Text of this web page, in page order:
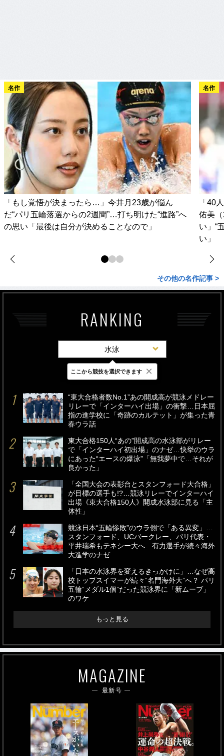
名作
「もし覚悟が決まったら…」今井月23歳が悩ん
だ“パリ五輪落選からの2週間”…打ち明けた“進路”へ
の思い「最後は自分が決めることなので」
名作
「40
佑美
い」“
い」
その他の名作記事 >
RANKING
水泳
最新 24時間 週間
“東大合格者数No.1”あの開成高が競泳メドレー
リレーで「インターハイ出場」の衝撃…日本屈
指の進学校に「奇跡のカルテット」が集った青
春ウラ話
東大合格150人“あの”開成高の水泳部がリレー
で「インターハイ初出場」のナゼ…快挙のウラ
にあった“エースの爆泳”「無我夢中で…それが
良かった」
「全国大会の表彰台とスタンフォード大合格」
が目標の選手も!?…競泳リレーでインターハイ
出場《東大合格150人》開成水泳部に見る「主
体性」
競泳日本“五輪惨敗”のウラ側で「ある異変」…
スタンフォード、UCバークレー、パリ代表・
平井瑞希もテネシー大へ 有力選手が続々海外
大進学のナゼ
「日本の水泳界を変えるきっかけに」…なぜ高
校トップスイマーが続々“名門海外大”へ？ パリ
五輪“メダル1個”だった競泳界に「新ムーブ」
のワケ
もっと見る
MAGAZINE
最新号
ここから競技を選択できます ×